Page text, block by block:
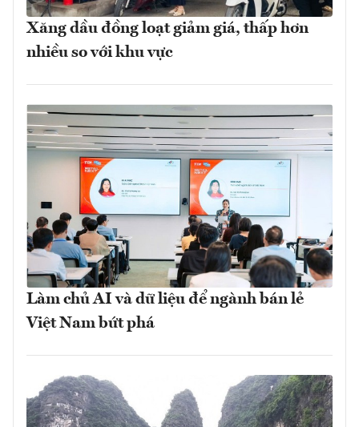
Xăng dầu đồng loạt giảm giá, thấp hơn
nhiều so với khu vực
Làm chủ AI và dữ liệu để ngành bán lẻ
Việt Nam bứt phá